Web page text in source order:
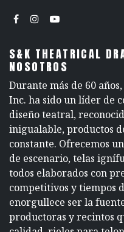
S&K THEATRICAL
NOSOTROS
Durante más de 60
Inc. ha sido un líder de
diseño teatral,
inigualable, productos
constante. Ofrecemos
de escenario, telas
todos elaborados con
competitivos y tiempos
enorgullece ser la
productoras y recintos